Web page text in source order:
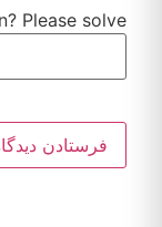
Please solve: